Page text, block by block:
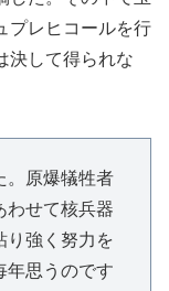
プレヒコールを行
決して得られな
。原爆犠牲者
わせて核兵器
り強く努力を
年思うのです